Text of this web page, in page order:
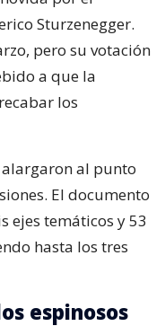
Sturzenegger.
pero su votación
a que la
los
alargaron al punto
El documento
ejes temáticos y 53
hasta los tres
espinosos